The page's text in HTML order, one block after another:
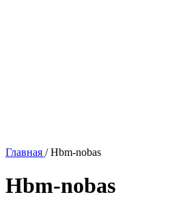
Главная / Hbm-nobas
Hbm-nobas